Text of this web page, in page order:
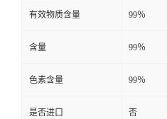
有效物质含量 99％
含量 99％
色素含量 99％
是否进口 否